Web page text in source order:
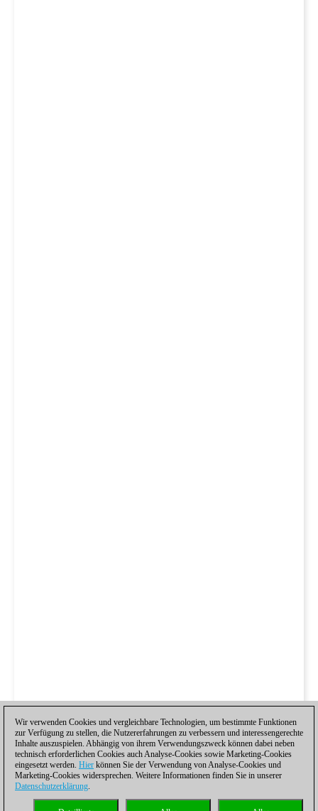
Wir verwenden Cookies und vergleichbare Technologien, um bestimmte Funktionen
zur Verfügung zu stellen, die Nutzererfahrungen zu verbessern und interessengerechte
Inhalte auszuspielen. Abhängig von ihrem Verwendungszweck können dabei neben
technisch erforderlichen Cookies auch Analyse-Cookies sowie Marketing-Cookies
eingesetzt werden. Hier können Sie der Verwendung von Analyse-Cookies und
Marketing-Cookies widersprechen. Weitere Informationen finden Sie in unserer
Datenschutzerklärung.